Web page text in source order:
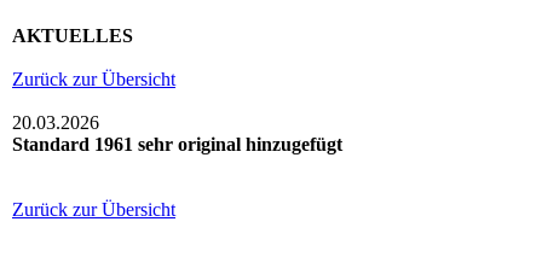
AKTUELLES
Zurück zur Übersicht
20.03.2026
Standard 1961 sehr original hinzugefügt
Zurück zur Übersicht